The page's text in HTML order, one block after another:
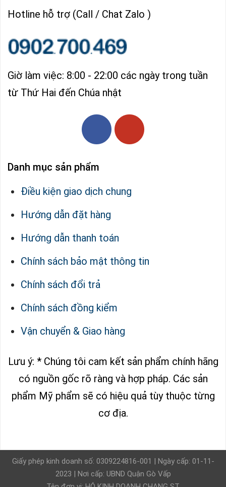
Hotline hỗ trợ (Call / Chat Zalo )
Giờ làm việc: 8:00 - 22:00 các ngày trong tuần
từ Thứ Hai đến Chúa nhật
Danh mục sản phẩm
Điều kiện giao dịch chung
Hướng dẫn đặt hàng
Hướng dẫn thanh toán
Chính sách bảo mật thông tin
Chính sách đổi trả
Chính sách đồng kiểm
Vận chuyển & Giao hàng
Lưu ý: * Chúng tôi cam kết sản phẩm chính hãng
có nguồn gốc rõ ràng và hợp pháp. Các sản
phẩm Mỹ phẩm sẽ có hiệu quả tùy thuộc từng
cơ địa.
Giấy phép kinh doanh số: 0309224816-001 | Ngày cấp: 01-11-
2023 | Nơi cấp: UBND Quận Gò Vấp